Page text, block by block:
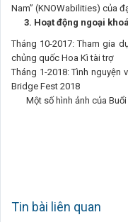
Nam” (KNOWabilities) của
3. Hoạt động ngoại khoá
Tháng 10-2017: Tham gia
chủng quốc Hoa Kì tài trợ
Tháng 1-2018: Tình
Bridge Fest 2018
Một số hình ảnh của Buổi
Tin bài liên quan